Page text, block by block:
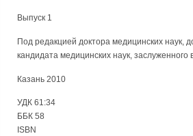
Выпуск 1
Под редакцией доктора медицинских наук,
кандидата медицинских наук,
Казань 2010
УДК 61:34
ББК 58
ISBN